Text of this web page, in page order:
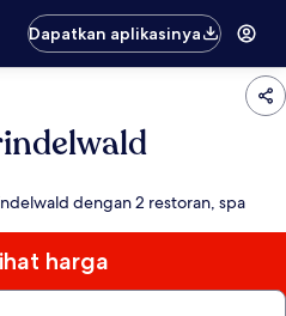
Dapatkan aplikasinya
dengan 2 restoran, spa
harga